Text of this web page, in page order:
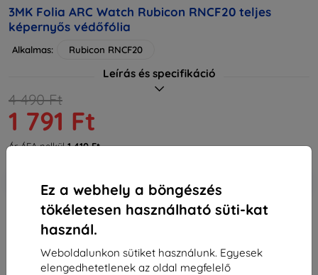
Ez a webhely a böngészés
tökéletesen használható süti-kat
használ.
Weboldalunkon sütiket használunk. Egyesek
elengedhetetlenek az oldal megfelelő
3MK Folia ARC Watch Rubicon RNCF20 teljes
képernyős védőfólia
Alkalmas: Rubicon RNCF20
Leírás és specifikáció
4 490 Ft
1 791 Ft
Ár ÁFA nelkül1 410 Ft
Utolsó darab raktáron
-